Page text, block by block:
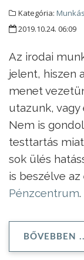
Kategória:
2019.10.24. 06:09
Az irodai
jelent, hiszen
menet
utazunk, vagy
Nem is
testtartás
sok ülés
is beszélve
Pénzcentrum.
BŐVEBBEN